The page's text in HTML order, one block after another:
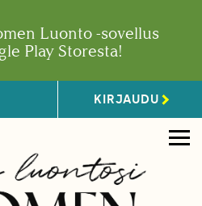
Luonto -sovellus
Play Storesta!
KIRJAUDU